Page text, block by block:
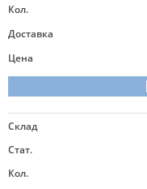
Кол.
Доставка
Цена
Склад
Стат.
Кол.